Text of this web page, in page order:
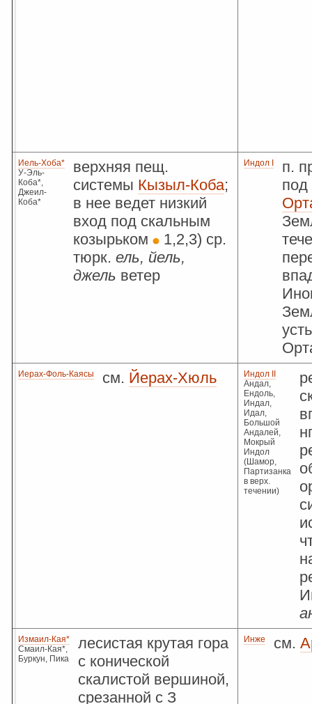
Иель-Хоба*
У-Эль-
Коба*,
Джеил-
Коба*
верхняя пещ.
системы Кызыл-Коба;
в нее ведет низкий
вход под скальным
козырьком
1,2,3) ср.
тюрк. ель, йель,
джель ветер
Индол I
п.
под
Иерах-Фоль-Каясы см. Йерах-Хюль
Индол II
Андал,
Ендоль,
Индал,
Идал,
Большой
Андалей,
Мокрый
Индол
(Шамор,
Партизанка
в верх.
течении)
Измаил-Кая*
Смаил-Кая*,
Буркун, Пика
лесистая крутая гора
с конической
скалистой вершиной,
срезанной с З
Инже см.